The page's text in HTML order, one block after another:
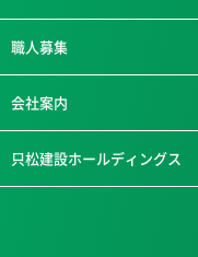
職人募集
会社案内
只松建設ホールディングス